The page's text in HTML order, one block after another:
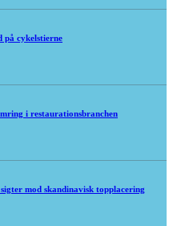
cykelstierne
i restaurationsbranchen
mod skandinavisk topplacering